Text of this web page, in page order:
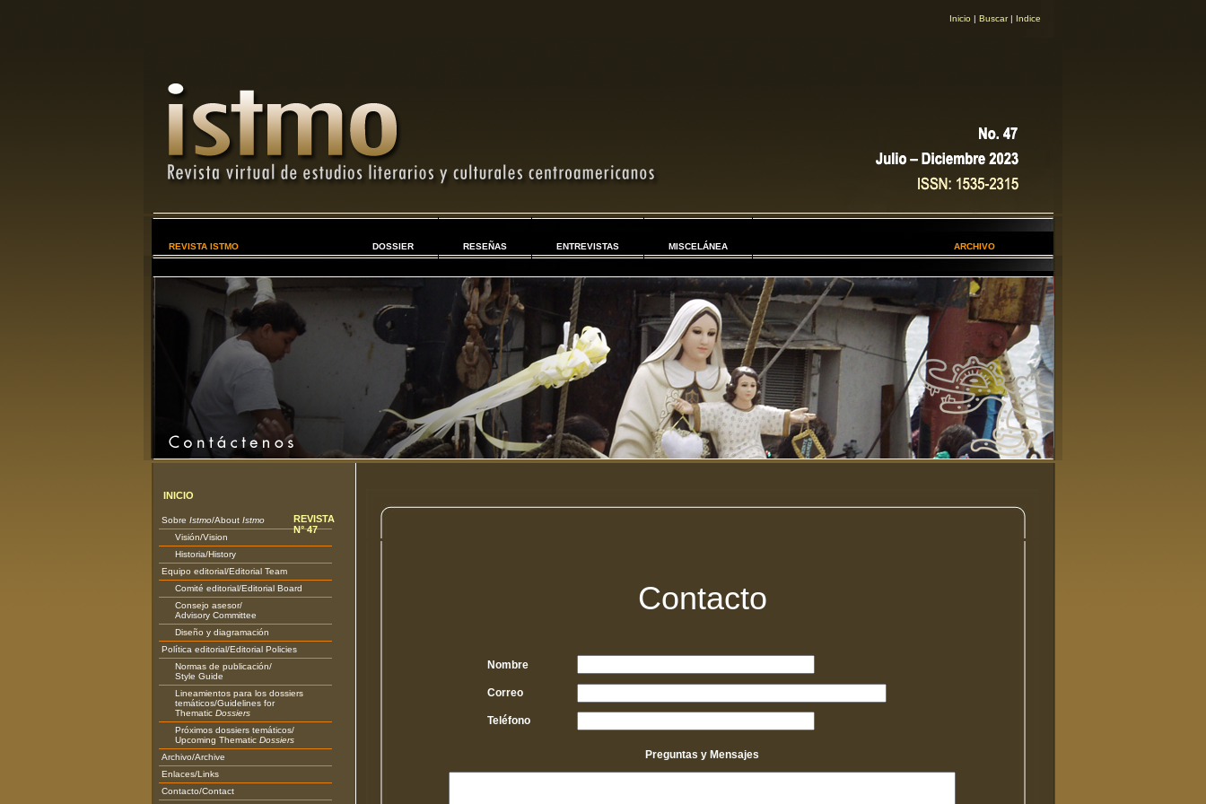
Inicio | Buscar | Indice
REVISTA ISTMO DOSSIER RESEÑAS ENTREVISTAS MISCELÁNEA ARCHIVO
INICIO
Sobre Istmo/About Istmo
Visión/Vision
Historia/History
Equipo editorial/Editorial Team
Comité editorial/Editorial Board
Consejo asesor/
Advisory Committee
Diseño y diagramación
Política editorial/Editorial Policies
Normas de publicación/
Style Guide
Lineamientos para los dossiers
temáticos/Guidelines for
Thematic Dossiers
Próximos dossiers temáticos/
Upcoming Thematic Dossiers
Archivo/Archive
Enlaces/Links
Contacto/Contact
REVISTA
N° 47
Contacto
Nombre
Correo
Teléfono
Preguntas y Mensajes